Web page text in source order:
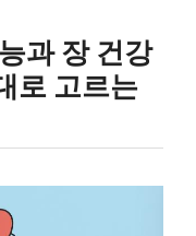
과 장 건강
로 고르는